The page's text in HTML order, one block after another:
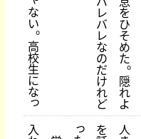
を
ひ
そ
め
た。
隠
れ
よ
レ
バ
レ
な
の
だ
け
れ
ど
な
い。
高
校
生
に
な
っ
人
を
っ
入